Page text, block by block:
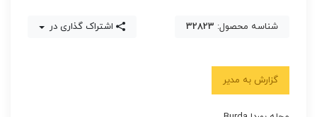
شناسه محصول: 32823 اشتراک گذاری در
گزارش به مدیر